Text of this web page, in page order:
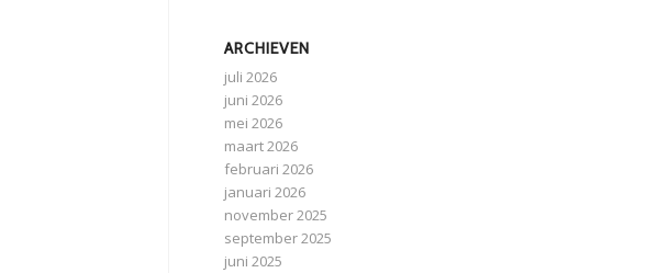
ARCHIEVEN
juli 2026
juni 2026
mei 2026
maart 2026
februari 2026
januari 2026
november 2025
september 2025
juni 2025